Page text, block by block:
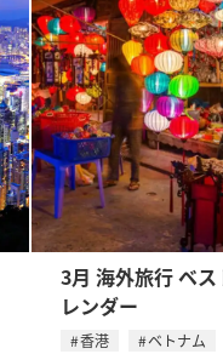
3月 海外旅行 ベス
レンダー
香港
ベトナム